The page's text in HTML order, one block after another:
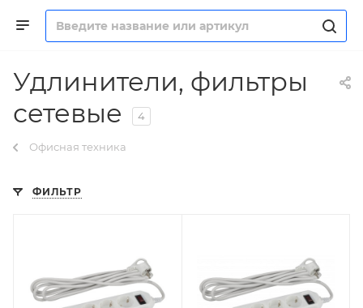
Удлинители, фильтры
сетевые
4
Офисная техника
ФИЛЬТР